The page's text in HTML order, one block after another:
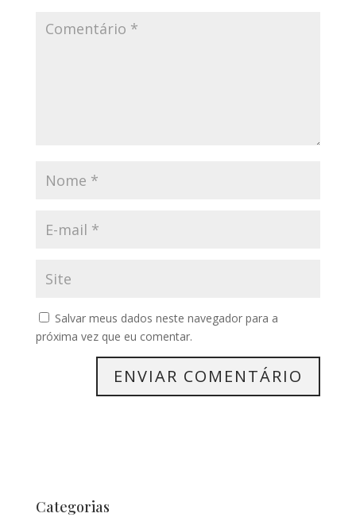
Salvar meus dados neste navegador para a
próxima vez que eu comentar.
Categorias